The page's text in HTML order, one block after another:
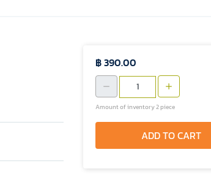
฿ 390.00
Amount of inventory 2 piece
ADD TO CART